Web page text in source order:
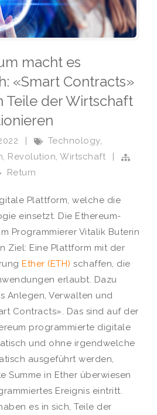
macht es
«Smart Contracts»
Teile der Wirtschaft
| Technology,
, Revolution, Wirtschaft
|
Return
Plattform, welche die
einsetzt. Die Ethereum-
Programmierer Vitalik Buterin
Ziel: Eine Plattform mit der
Ether (ETH) schaffen, die
erlaubt. Dazu
Anlegen, Verwalten und
Contracts». Das sind auf der
programmierte digitale
und ohne irgendwelche
ausgeführt werden,
Summe in Ether überwiesen
Ereignis eintritt.
es in sich, Teile der